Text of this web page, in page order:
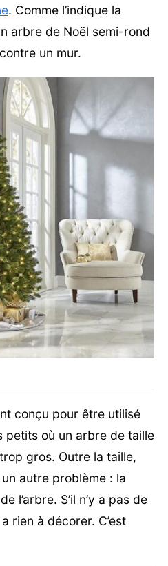
. Comme l’indique la
arbre de Noël semi-rond
un mur.
conçu pour être utilisé
petits où un arbre de taille
gros. Outre la taille,
autre problème : la
l’arbre. S’il n’y a pas de
rien à décorer. C’est